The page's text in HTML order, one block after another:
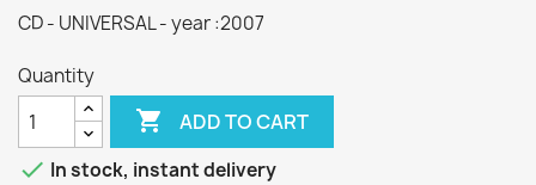
CD - UNIVERSAL - year :2007
Quantity
 ADD TO CART
 In stock, instant delivery